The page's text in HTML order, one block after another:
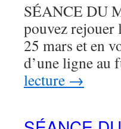
SÉANCE DU
pouvez
25 mars et en
d’une ligne
lecture →